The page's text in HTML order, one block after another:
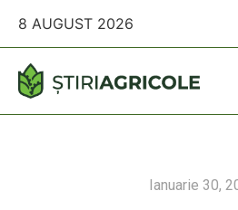
8 AUGUST 2026
Ianuarie 30,